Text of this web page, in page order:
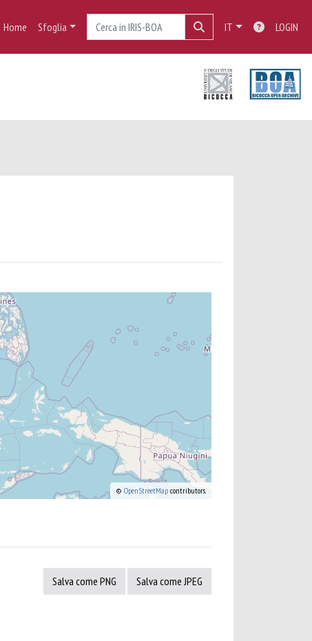
Home Sfoglia IT LOGIN
© OpenStreetMap contributors.
Salva come PNG Salva come JPEG